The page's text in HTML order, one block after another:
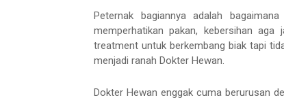
Peternak bagiannya adalah
memperhatikan pakan, kebersihan
treatment untuk berkembang biak tapi
menjadi ranah Dokter Hewan.
Dokter Hewan enggak cuma berurusan